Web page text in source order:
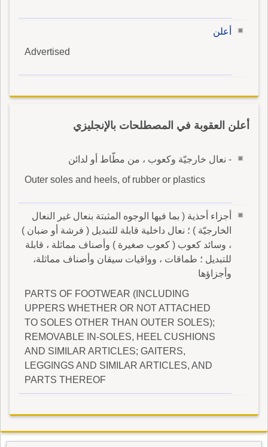
أعلن
Advertised
أعلن العقوبة في المصطلحات بالإنجليزي
- نعال خارجيّة وكعوب ، من مطّاط أو لدائن
Outer soles and heels, of rubber or plastics
أجزاء أحذية ( بما فيها الوجوه المثبتة بنعال غير النعال
الخارجيّة ) ؛ نعال داخلية قابلة للتبديل ( فرشة أو ضبان )
، وسائد كعوب ( كعوب صغيرة ) وأصناف مماثلة ، قابلة
للتبديل ؛ طماقات ، وواقيات سيقان وأصناف مماثلة،
وأجزاؤها
PARTS OF FOOTWEAR (INCLUDING
UPPERS WHETHER OR NOT ATTACHED
TO SOLES OTHER THAN OUTER SOLES);
REMOVABLE IN-SOLES, HEEL CUSHIONS
AND SIMILAR ARTICLES; GAITERS,
LEGGINGS AND SIMILAR ARTICLES, AND
PARTS THEREOF